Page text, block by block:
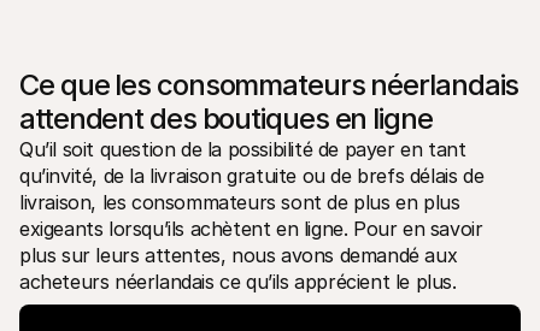
Ce que les consommateurs néerlandais
attendent des boutiques en ligne
Qu’il soit question de la possibilité de payer en tant
qu’invité, de la livraison gratuite ou de brefs délais de
livraison, les consommateurs sont de plus en plus
exigeants lorsqu’ils achètent en ligne. Pour en savoir
plus sur leurs attentes, nous avons demandé aux
acheteurs néerlandais ce qu’ils apprécient le plus.